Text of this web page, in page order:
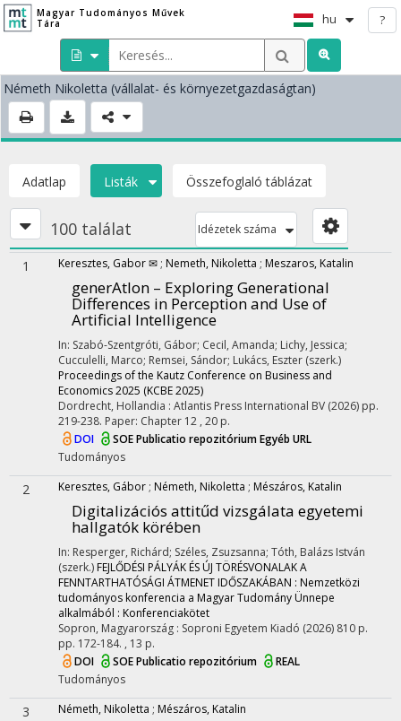
Magyar Tudományos Művek
Tára
hu ?
Németh Nikoletta (vállalat- és környezetgazdaságtan)
Adatlap Listák Összefoglaló táblázat
100 találat Idézetek száma
1 Keresztes, Gabor ✉ ; Nemeth, Nikoletta ; Meszaros, Katalin
generAtIon – Exploring Generational
Differences in Perception and Use of
Artificial Intelligence
In: Szabó-Szentgróti, Gábor; Cecil, Amanda; Lichy, Jessica;
Cucculelli, Marco; Remsei, Sándor; Lukács, Eszter (szerk.)
Proceedings of the Kautz Conference on Business and
Economics 2025 (KCBE 2025)
Dordrecht, Hollandia : Atlantis Press International BV (2026) pp.
219-238. Paper: Chapter 12 , 20 p.
DOI
SOE Publicatio repozitóriumEgyéb URL
Tudományos
2 Keresztes, Gábor ; Németh, Nikoletta ; Mészáros, Katalin
Digitalizációs attitűd vizsgálata egyetemi
hallgatók körében
In: Resperger, Richárd; Széles, Zsuzsanna; Tóth, Balázs István
(szerk.) FEJLŐDÉSI PÁLYÁK ÉS ÚJ TÖRÉSVONALAK A
FENNTARTHATÓSÁGI ÁTMENET IDŐSZAKÁBAN : Nemzetközi
tudományos konferencia a Magyar Tudomány Ünnepe
alkalmából : Konferenciakötet
Sopron, Magyarország : Soproni Egyetem Kiadó (2026) 810 p.
pp. 172-184. , 13 p.
DOI
SOE Publicatio repozitórium
REAL
Tudományos
3 Németh, Nikoletta ; Mészáros, Katalin